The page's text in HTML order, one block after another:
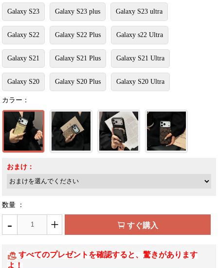
Galaxy S23 Galaxy S23 plus Galaxy S23 ultra
Galaxy S22 Galaxy S22 Plus Galaxy s22 Ultra
Galaxy S21 Galaxy S21 Plus Galaxy S21 Ultra
Galaxy S20 Galaxy S20 Plus Galaxy S20 Ultra
カラー：
おまけ：
数量 ：
- + すぐ購入
すべてのプレゼントを確認すると、驚きがあります
よ！